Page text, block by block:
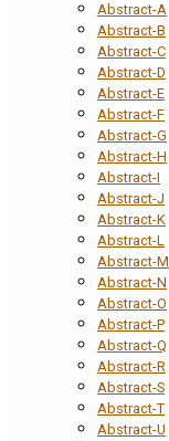
Abstract-A
Abstract-B
Abstract-C
Abstract-D
Abstract-E
Abstract-F
Abstract-G
Abstract-H
Abstract-I
Abstract-J
Abstract-K
Abstract-L
Abstract-M
Abstract-N
Abstract-O
Abstract-P
Abstract-Q
Abstract-R
Abstract-S
Abstract-T
Abstract-U